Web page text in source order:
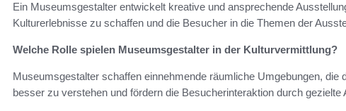
Ein Museumsgestalter entwickelt kreative und ansprechende
Kulturerlebnisse zu schaffen und die Besucher in die Themen der
Welche Rolle spielen Museumsgestalter in der Kulturvermittlung?
Museumsgestalter schaffen einnehmende räumliche Umgebungen, die
besser zu verstehen und fördern die Besucherinteraktion durch gezielte